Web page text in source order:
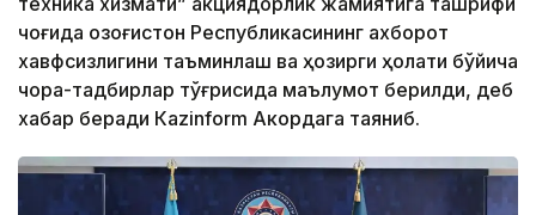
чоғида Қозоғистон Республикасининг ахборот
хавфсизлигини таъминлаш ва ҳозирги ҳолати бўйича
чора-тадбирлар тўғрисида маълумот берилди, деб
хабар беради Каzinform Акордага таяниб.